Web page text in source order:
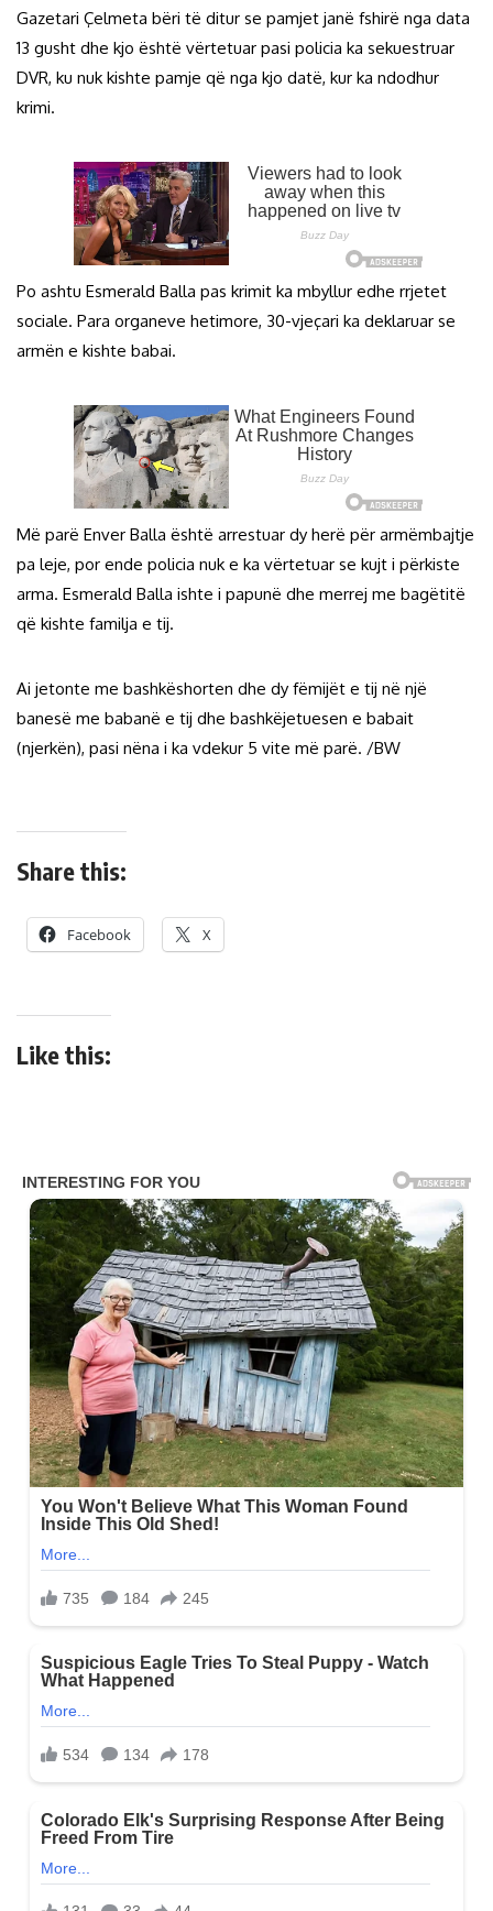
Gazetari Çelmeta bëri të ditur se pamjet janë fshirë nga data
13 gusht dhe kjo është vërtetuar pasi policia ka sekuestruar
DVR, ku nuk kishte pamje që nga kjo datë, kur ka ndodhur
krimi.
Po ashtu Esmerald Balla pas krimit ka mbyllur edhe rrjetet
sociale. Para organeve hetimore, 30-vjeçari ka deklaruar se
armën e kishte babai.
Më parë Enver Balla është arrestuar dy herë për armëmbajtje
pa leje, por ende policia nuk e ka vërtetuar se kujt i përkiste
arma. Esmerald Balla ishte i papunë dhe merrej me bagëtitë
që kishte familja e tij.
Ai jetonte me bashkëshorten dhe dy fëmijët e tij në një
banesë me babanë e tij dhe bashkëjetuesen e babait
(njerkën), pasi nëna i ka vdekur 5 vite më parë. /BW
Share this:
Facebook X
Like this: